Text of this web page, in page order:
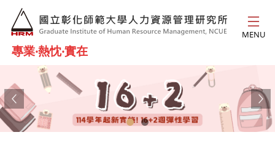
跳到主要內容
專業‧熱忱‧實在
MENU
Previous